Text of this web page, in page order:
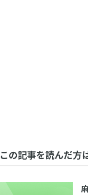
この記事を読んだ方